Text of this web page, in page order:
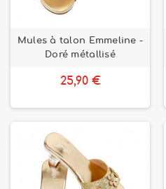
Mules à talon Emmeline -
Doré métallisé
25,90 €